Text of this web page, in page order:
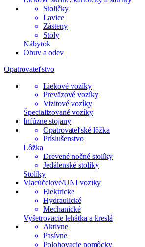
Stoličky
Lavice
Zásteny
Stoly
Nábytok
Obuv a odev
Opatrovateľstvo
Liekové vozíky
Preväzové vozíky
Vizitové vozíky
Špecializované vozíky
Infúzne stojany
Opatrovateľské lôžka
Príslušenstvo
Lôžka
Drevené nočné stolíky
Jedálenské stolíky
Stolíky
Viacúčelové/UNI vozíky
Elektricke
Hydraulické
Mechanické
Vyšetrovacie lehátka a kreslá
Aktívne
Pasívne
Polohovacie pomôcky